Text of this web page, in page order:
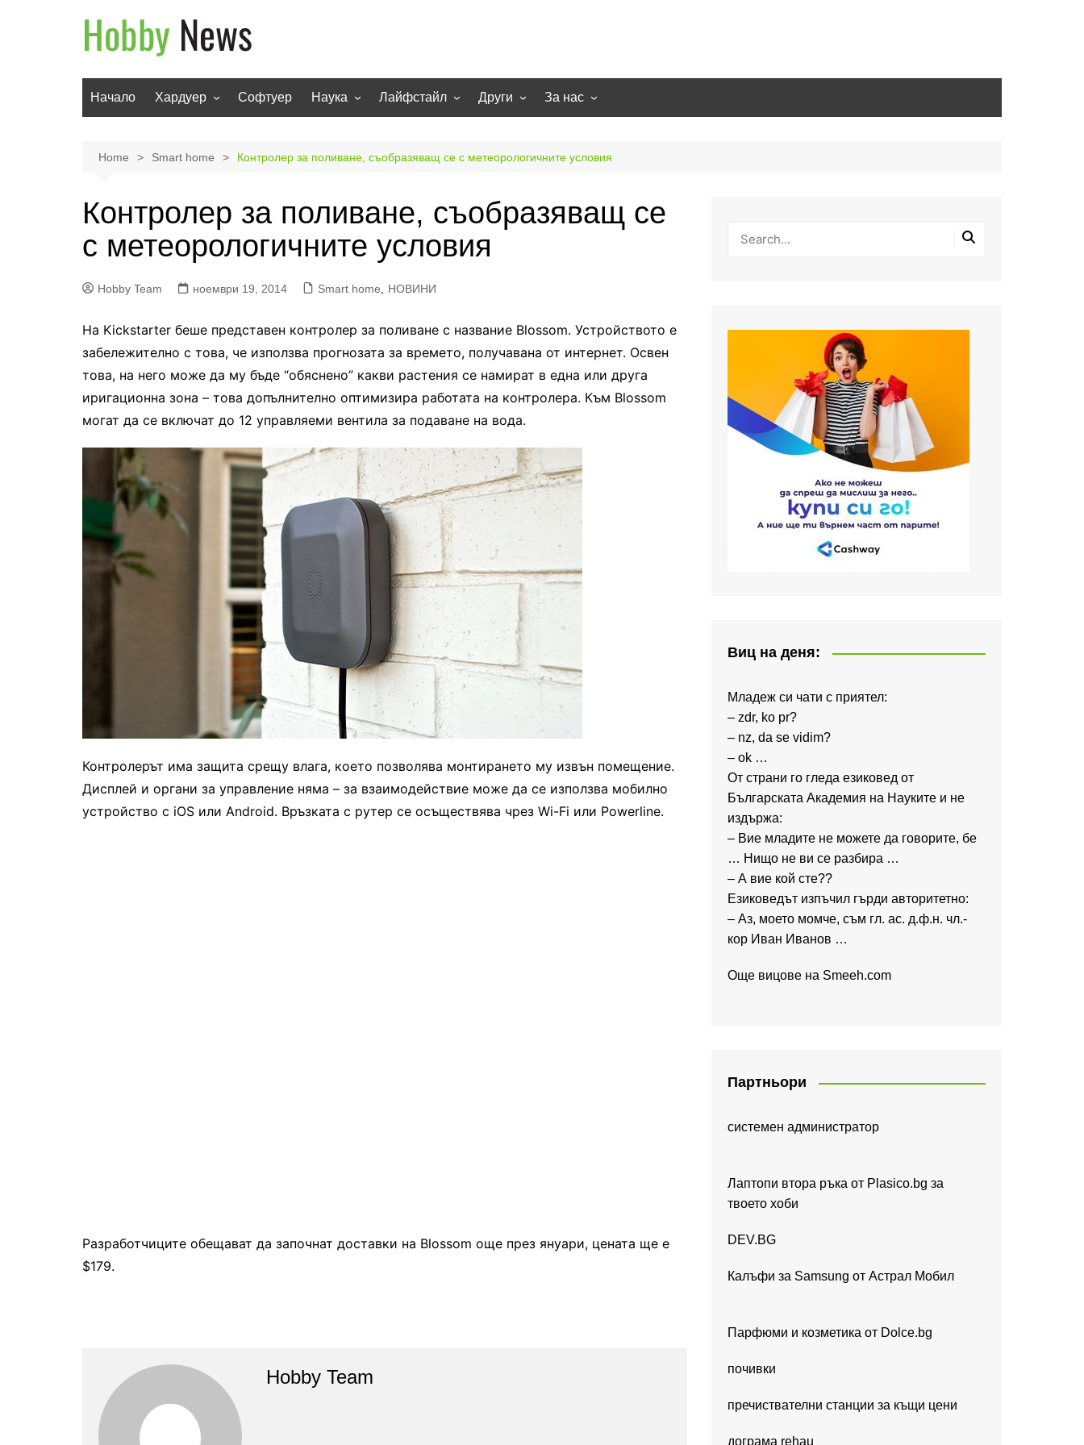
Начало Хардуер
Телевизори
Фото и видео
Софтуер Наука
Роботи
Лайфстайл
Игри
Осветление
Отопление/климатизация
Образование
Бизнес
Други
СТАТИИ
Помощна информация
UFO
За нас
Контакти
Home Smart home Контролер за поливане, съобразяващ се с метеорологичните условия
Контролер за поливане, съобразяващ се
с метеорологичните условия
Hobby Team ноември 19, 2014 Smart home НОВИНИ
На Kickstarter беше представен контролер за поливане с название Blossom. Устройството е
забележително с това, че използва прогнозата за времето, получавана от интернет. Освен
това, на него може да му бъде “обяснено” какви растения се намират в една или друга
иригационна зона – това допълнително оптимизира работата на контролера. Към Blossom
могат да се включат до 12 управляеми вентила за подаване на вода.
Контролерът има защита срещу влага, което позволява монтирането му извън помещение.
Дисплей и органи за управление няма – за взаимодействие може да се използва мобилно
устройство с iOS или Android. Връзката с рутер се осъществява чрез Wi-Fi или Powerline.
Разработчиците обещават да започнат доставки на Blossom още през януари, цената ще е
$179.
Hobby Team
Виц на деня:
Младеж си чати с приятел:
– zdr, ko pr?
– nz, da se vidim?
– ok …
От страни го гледа езиковед от
Българската Академия на Науките и не
издържа:
– Вие младите не можете да говорите, бе
… Нищо не ви се разбира …
– А вие кой сте??
Езиковедът изпъчил гърди авторитетно:
– Аз, моето момче, съм гл. ас. д.ф.н. чл.-
кор Иван Иванов …
Още вицове на Smeeh.com
Партньори
системен администратор
Лаптопи втора ръка от Plasico.bg за
твоето хоби
DEV.BG
Калъфи за Samsung от Астрал Мобил
Парфюми и козметика от Dolce.bg
почивки
пречиствателни станции за къщи цени
дограма rehau